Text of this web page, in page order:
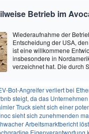
Betrieb im
Wiederaufnahme der
Entscheidung der USA,
ist eine willkommene
insbesondere in
verzeichnet hat. Die durch
Bot-Angreifer verliert bei
steigt, da das Unternehmen
Truck sieht sich einer potenziellen
sieht sich zunehmenden
Arbeitsmarktbericht
Eigenverantwortung